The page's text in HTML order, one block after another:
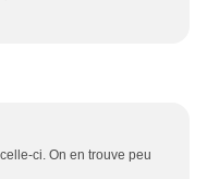
ci. On en trouve peu